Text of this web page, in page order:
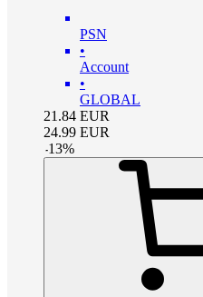
PSN
•
Account
•
GLOBAL
21.84 EUR
24.99 EUR
-13%